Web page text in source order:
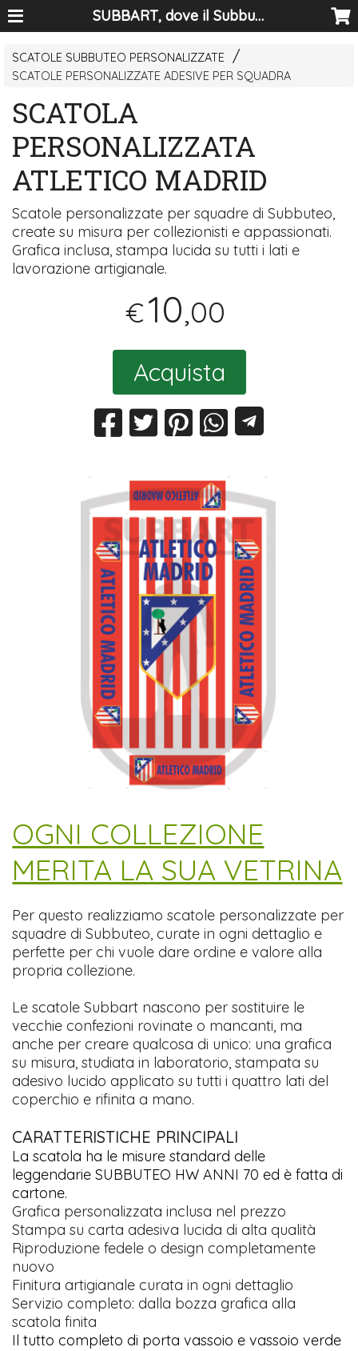
SUBBART, dove il Subbuteo diventa arte
SCATOLE SUBBUTEO PERSONALIZZATE
SCATOLE PERSONALIZZATE ADESIVE PER SQUADRA
SCATOLA
PERSONALIZZATA
ATLETICO MADRID
Scatole personalizzate per squadre di Subbuteo,
create su misura per collezionisti e appassionati.
Grafica inclusa, stampa lucida su tutti i lati e
lavorazione artigianale.
€10,00
Acquista
​OGNI COLLEZIONE
MERITA LA SUA VETRINA
Per questo realizziamo scatole personalizzate per
squadre di Subbuteo, curate in ogni dettaglio e
perfette per chi vuole dare ordine e valore alla
propria collezione.
Le scatole Subbart nascono per sostituire le
vecchie confezioni rovinate o mancanti, ma
anche per creare qualcosa di unico: una grafica
su misura, studiata in laboratorio, stampata su
adesivo lucido applicato su tutti i quattro lati del
coperchio e rifinita a mano.
CARATTERISTICHE PRINCIPALI
La scatola ha le misure standard delle
leggendarie SUBBUTEO HW ANNI 70 ed è fatta di
cartone.
Grafica personalizzata inclusa nel prezzo
Stampa su carta adesiva lucida di alta qualità
Riproduzione fedele o design completamente
nuovo
Finitura artigianale curata in ogni dettaglio
Servizio completo: dalla bozza grafica alla
scatola finita
Il tutto completo di porta vassoio e vassoio verde